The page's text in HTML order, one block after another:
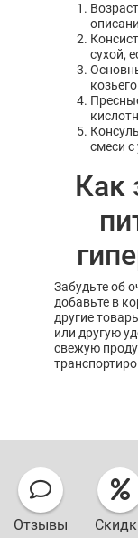
сухой,
смеси с
Как
Забудьте об
добавьте в
другие
или другую
свежую
Отзывы